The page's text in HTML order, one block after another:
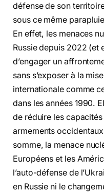
défense de son
sous ce même
En effet, les menaces
Russie depuis 2022 (et
d’engager un
sans s’exposer à la
internationale comme
dans les années 1990.
de réduire les
armements
somme, la menace
Européens et les
l’auto-défense de
en Russie ni le